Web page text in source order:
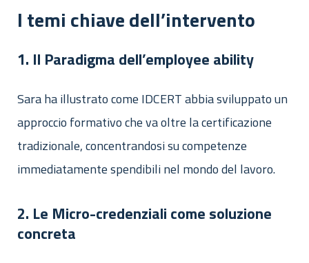
I temi chiave dell’intervento
1. Il Paradigma dell’employee ability
Sara ha illustrato come IDCERT abbia sviluppato un
approccio formativo che va oltre la certificazione
tradizionale, concentrandosi su competenze
immediatamente spendibili nel mondo del lavoro.
2. Le Micro-credenziali come soluzione
concreta